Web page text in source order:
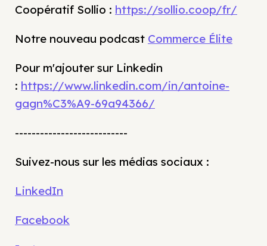
Coopératif Sollio : https://sollio.coop/fr/
Notre nouveau podcast Commerce Élite
Pour m'ajouter sur Linkedin
: https://www.linkedin.com/in/antoine-
gagn%C3%A9-69a94366/
---------------------------
Suivez-nous sur les médias sociaux :
LinkedIn
Facebook